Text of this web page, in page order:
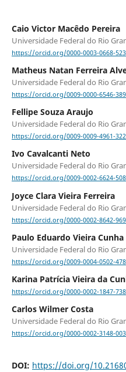
Caio Victor Macêdo Pereira
Universidade Federal do Rio
https://orcid.org/0000-0003-0668-
Matheus Natan Ferreira
Universidade Federal do Rio
https://orcid.org/0009-0000-6546-
Fellipe Souza Araujo
Universidade Federal do Rio
https://orcid.org/0009-0009-4961-
Ivo Cavalcanti Neto
Universidade Federal do Rio
https://orcid.org/0009-0002-6624-
Joyce Clara Vieira Ferreira
Universidade Federal do Rio
https://orcid.org/0000-0002-8642-
Paulo Eduardo Vieira Cunha
Universidade Federal do Rio
https://orcid.org/0009-0004-0502-
Karina Patrícia Vieira da
https://orcid.org/0000-0002-1847-
Carlos Wilmer Costa
Universidade Federal do Rio
https://orcid.org/0000-0002-3148-
DOI: https://doi.org/